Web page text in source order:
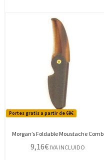
Portes gratis a partir de 69€
Morgan’s Foldable Moustache Comb
9,16€ IVA INCLUIDO